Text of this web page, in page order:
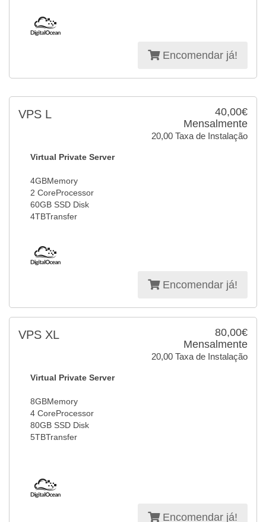
Encomendar já!
40,00€
Mensalmente
20,00 Taxa de Instalação
VPS L
Virtual Private Server
4GBMemory
2 CoreProcessor
60GB SSD Disk
4TBTransfer
Encomendar já!
80,00€
Mensalmente
20,00 Taxa de Instalação
VPS XL
Virtual Private Server
8GBMemory
4 CoreProcessor
80GB SSD Disk
5TBTransfer
Encomendar já!